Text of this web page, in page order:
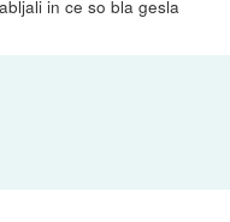
in ce so bla gesla